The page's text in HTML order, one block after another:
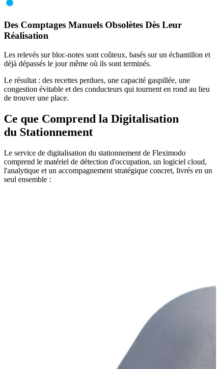
Des Comptages Manuels Obsolètes Dès Leur
Réalisation
Les relevés sur bloc-notes sont coûteux, basés sur un échantillon et
déjà dépassés le jour même où ils sont terminés.
Le résultat : des recettes perdues, une capacité gaspillée, une
congestion évitable et des conducteurs qui tournent en rond au lieu
de trouver une place.
Ce que Comprend la Digitalisation
du Stationnement
Le service de digitalisation du stationnement de Fleximodo
comprend le matériel de détection d'occupation, un logiciel cloud,
l'analytique et un accompagnement stratégique concret, livrés en un
seul ensemble :